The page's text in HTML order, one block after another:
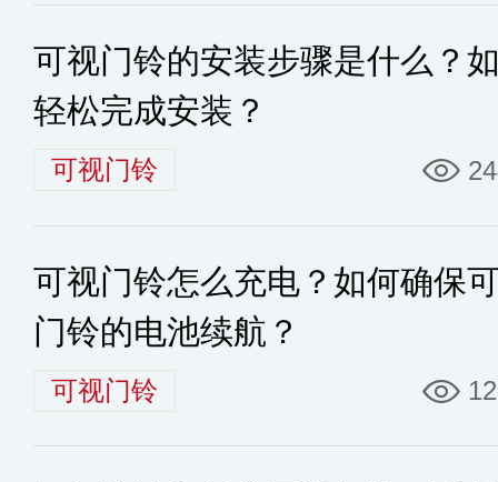
可视门铃的安装步骤是什么？
轻松完成安装？
可视门铃
可视门铃怎么充电？如何确保
门铃的电池续航？
可视门铃